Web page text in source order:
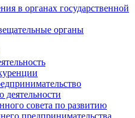
в органах государственной
органы
совета по развитию
предпринимательства